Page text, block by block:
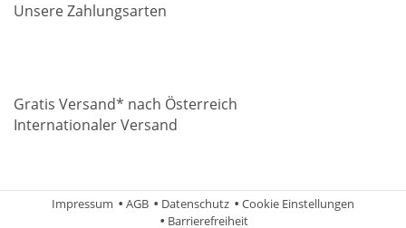
Unsere Zahlungsarten
Gratis Versand* nach Österreich
Internationaler Versand
Impressum AGB Datenschutz
Cookie Einstellungen
Barrierefreiheit